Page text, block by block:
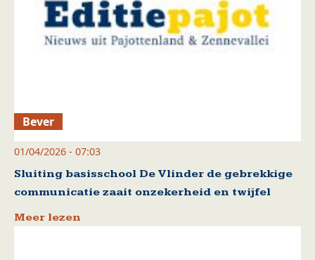
Bever
01/04/2026 - 07:03
Sluiting basisschool De Vlinder de gebrekkige
communicatie zaait onzekerheid en twijfel
Meer lezen